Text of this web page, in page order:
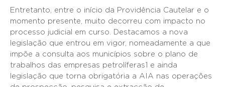
Entretanto, entre o início da Providência Cautelar e o
momento presente, muito decorreu com impacto no
processo judicial em curso. Destacamos a nova
legislação que entrou em vigor, nomeadamente a que
impõe a consulta aos municípios sobre o plano de
trabalhos das empresas petrolíferas1 e ainda
legislação que torna obrigatória a AIA nas operações